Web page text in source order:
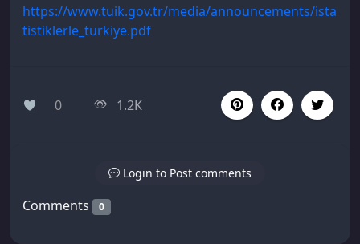
https://www.tuik.gov.tr/media/announcements/ista
tistiklerle_turkiye.pdf
0 1.2K
Login to Post comments
Comments 0